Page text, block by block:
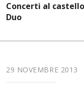
Concerti al
Duo
29 NOVEMBRE 2013